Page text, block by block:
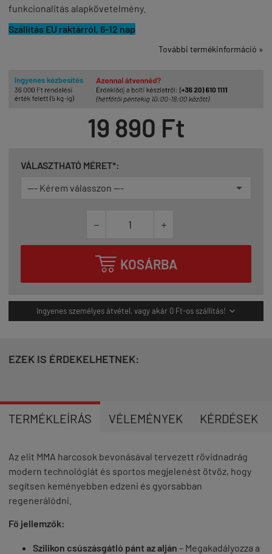
funkcionalitás alapkövetelmény.
Szállítás EU raktárról, 6-12 nap
További termékinformáció »
19 890 Ft
VÁLASZTHATÓ MÉRET*:
 
 KOSÁRBA
Ingyenes személyes átvétel, vagy akár 0 Ft-os szállítás! 
EZEK IS ÉRDEKELHETNEK:
TERMÉKLEÍRÁS VÉLEMÉNYEK KÉRDÉSEK
Az elit MMA harcosok bevonásával tervezett rövidnadrág
modern technológiát és sportos megjelenést ötvöz, hogy
segítsen keményebben edzeni és gyorsabban
regenerálódni.
Fő jellemzők:
Szilikon csúszásgátló pánt az alján – Megakadályozza a